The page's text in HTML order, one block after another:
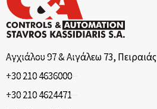
Αγχιάλου 97 & Αιγάλεω 73, Πειραιάς
+30 210 4636000
+30 210 4624471